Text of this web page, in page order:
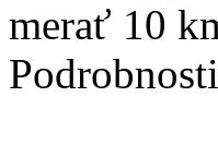
merať 10